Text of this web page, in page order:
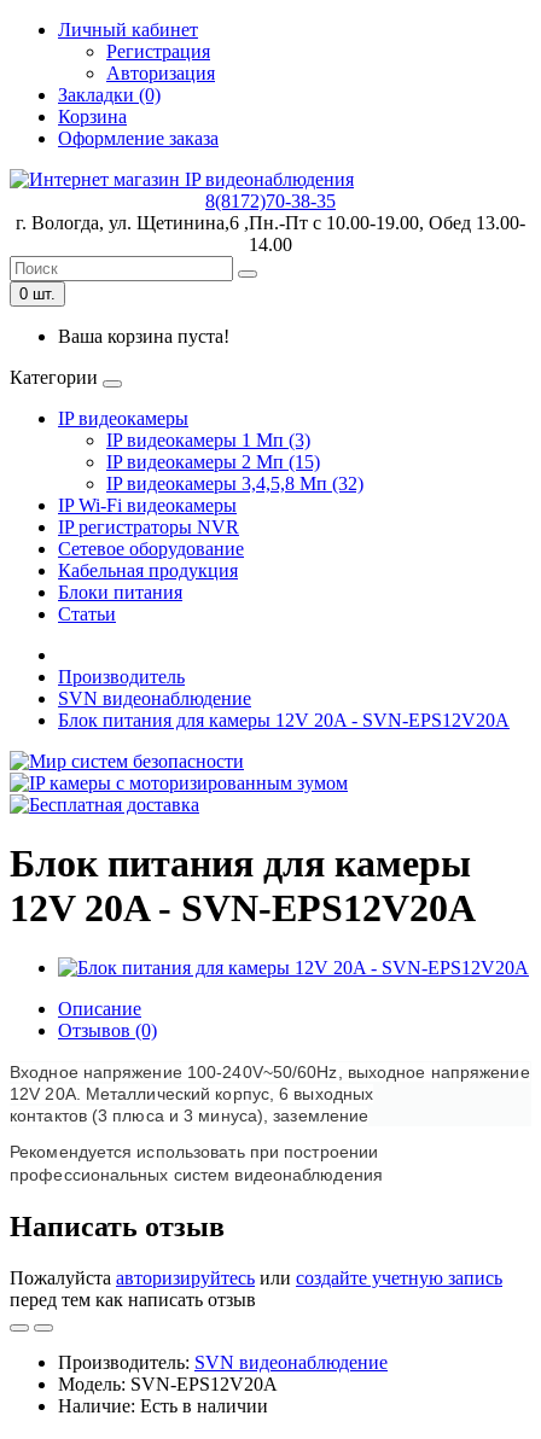
Личный кабинет
Регистрация
Авторизация
Закладки (0)
Корзина
Оформление заказа
8(8172)70-38-35
г. Вологда, ул. Щетинина,6 ,Пн.-Пт с 10.00-19.00, Обед 13.00-
14.00
0 шт.
Ваша корзина пуста!
Категории
IP видеокамеры
IP видеокамеры 1 Мп (3)
IP видеокамеры 2 Мп (15)
IP видеокамеры 3,4,5,8 Мп (32)
IP Wi-Fi видеокамеры
IP регистраторы NVR
Сетевое оборудование
Кабельная продукция
Блоки питания
Статьи
Производитель
SVN видеонаблюдение
Блок питания для камеры 12V 20A - SVN-EPS12V20A
Блок питания для камеры
12V 20A - SVN-EPS12V20A
Описание
Отзывов (0)
Входное напряжение 100-240V~50/60Hz, выходное напряжение
12V 20A. Металлический корпус, 6 выходных
контактов (3 плюса и 3 минуса), заземление
Рекомендуется использовать при построении
профессиональных систем видеонаблюдения
Написать отзыв
Пожалуйста авторизируйтесь или создайте учетную запись
перед тем как написать отзыв
Производитель: SVN видеонаблюдение
Модель: SVN-EPS12V20A
Наличие: Есть в наличии